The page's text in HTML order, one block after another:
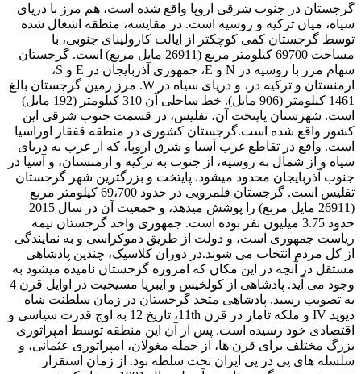
گرجستان در جنوب شرقی اروپا واقع شده است، هم مرز با دریای
سیاه، میان ترکیه و روسیه است. در مقایسه، منطقه اشغال شده
توسط گرجستان کمی کوچکتر از ایالت کارولینای جنوبی، با
مساحت 69700 کیلومتر مربع (26911 مایل مربع) است. گرجستان
سهام مرز با روسیه در N و E، جمهوری آذربایجان در E و S،
ارمنستان و ترکیه در، و دریای سیاه در W. مرز زمین گرجستان بالغ
1461 کیلومتر (906 مایل). خط ساحلی آن 310 کیلومتر (192 مایل)
است. شهرستان پایتخت آن، تفلیس، در قسمت جنوب شرقی این
کشور واقع شده است.گرجستان کشوری در منطقه قفقاز اوراسیا
است. واقع در تقاطع غرب آسیا و شرق اروپا، که از غرب به دریای
سیاه و از شمال به روسیه، از جنوب به ترکیه و ارمنستان، و آسیا در
جنوب آذربایجان محدود میشود. پایتخت و بزرگترین شهر گرجستان
تفلیس است. گرجستان قلمرویی در حدود 69،700 کیلومتر مربع
(26911 مایل مربع) را پوشش میدهد، و جمعیت آن در سال 2015
حدود 3.75 میلیون نفر بوده است. جمهوری واحد گرجستان نیمه
ریاست جمهوری است، و دولت از طریق دموکراسی و به نمایندگی
از کل مردم انتخاب می شوند.در دوران کلاسیک، چندین پادشاهی
مستقل در آنچه در این مکان که امروزه گرجستان نامیده میشود به
وجود می آید. پادشاهی از کولخیس و ایبریا مسیحیت در اوایل قرن 4
به تصویب رسید. پادشاهی متحد گرجستان در زمان سلطنت شاه
دیوید IV و ملکه تامار در قرن 11th، تاریخ 12 به اوج قدرت سیاسی و
اقتصادی خود رسیده است. پس از آن این منطقه توسط امپراتوری
بزرگ مختلف برای قرن ها، از جمله مغولان، امپراتوری عثمانی، و
سلسله های پی در پی ایران تحت سلطه بود. از زمان استقرار